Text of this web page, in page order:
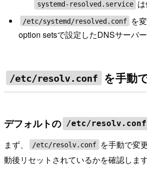
systemd-resolved.service
/etc/systemd/resolved.conf
を
option setsで設定したDNSサーバ
/etc/resolv.conf を手動
デフォルトの /etc/resolv.conf
まず、 /etc/resolv.conf
を手動で変
動後リセットされているかを確認します